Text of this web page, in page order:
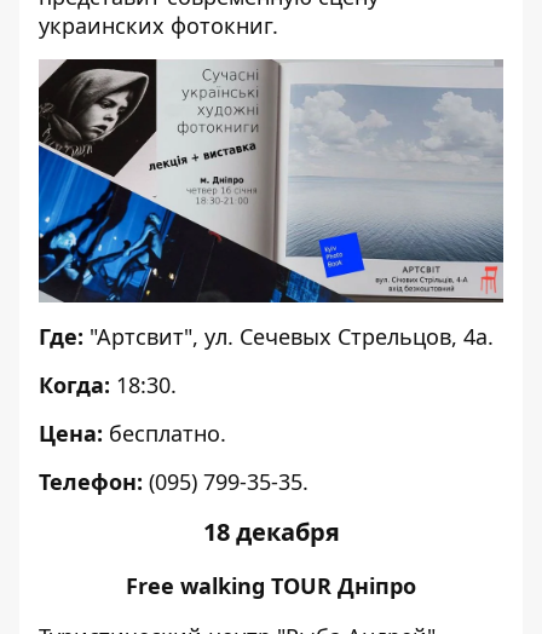
украинских фотокниг.
Где: "Артсвит", ул. Сечевых Стрельцов, 4а.
Когда: 18:30.
Цена: бесплатно.
Телефон: (095) 799-35-35.
18 декабря
Free walking TOUR Дніпро